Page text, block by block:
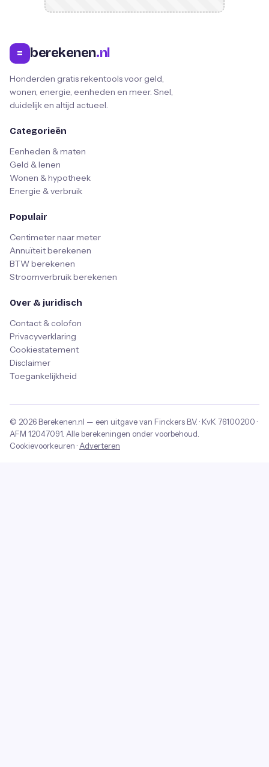
= berekenen.nl
Honderden gratis rekentools voor geld,
wonen, energie, eenheden en meer. Snel,
duidelijk en altijd actueel.
Categorieën
Eenheden & maten
Geld & lenen
Wonen & hypotheek
Energie & verbruik
Populair
Centimeter naar meter
Annuïteit berekenen
BTW berekenen
Stroomverbruik berekenen
Over & juridisch
Contact & colofon
Privacyverklaring
Cookiestatement
Disclaimer
Toegankelijkheid
© 2026 Berekenen.nl — een uitgave van Finckers B.V. · KvK 76100200 ·
AFM 12047091 . Alle berekeningen onder voorbehoud.
Cookievoorkeuren · Adverteren